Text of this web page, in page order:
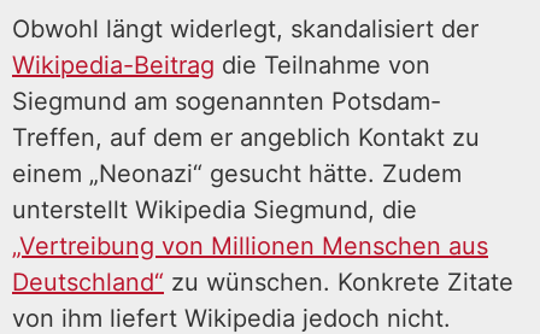
Obwohl längt widerlegt, skandalisiert der
Wikipedia-Beitrag die Teilnahme von
Siegmund am sogenannten Potsdam-
Treffen, auf dem er angeblich Kontakt zu
einem „Neonazi“ gesucht hätte. Zudem
unterstellt Wikipedia Siegmund, die
„Vertreibung von Millionen Menschen aus
Deutschland“ zu wünschen. Konkrete Zitate
von ihm liefert Wikipedia jedoch nicht.